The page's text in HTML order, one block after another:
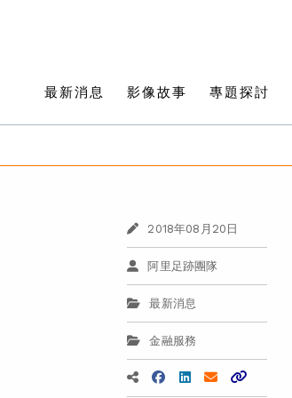
最新消息 影像故事 專題探討
2018年08月20日
阿里足跡團隊
最新消息
金融服務